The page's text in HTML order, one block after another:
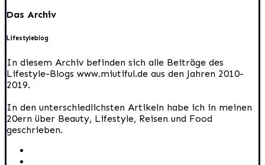
Das Archiv
Lifestyleblog
In diesem Archiv befinden sich alle Beiträge des
Lifestyle-Blogs www.miutiful.de aus den Jahren 2010-
2019.
In den unterschiedlichsten Artikeln habe ich in meinen
20ern über Beauty, Lifestyle, Reisen und Food
geschrieben.